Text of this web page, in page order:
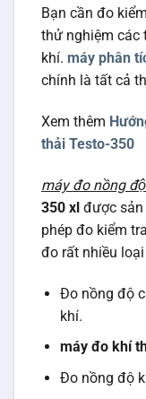
Bạn cần đo
thử nghiệm các
khí. máy phân
chính là tất cả
Xem thêm
thải Testo-350
máy đo nồng
350 xl được sản
phép đo kiểm
đo rất nhiều
Đo nồng độ
khí.
máy đo khí
Đo nồng độ